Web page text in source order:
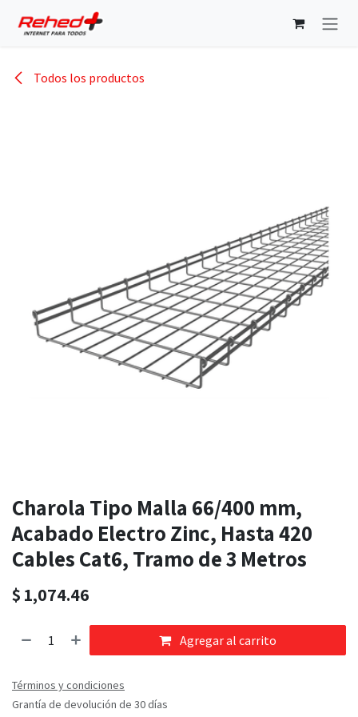
Todos los productos
Charola Tipo Malla 66/400 mm,
Acabado Electro Zinc, Hasta 420
Cables Cat6, Tramo de 3 Metros
$ 1,074.46
Agregar al carrito
Términos y condiciones
Grantía de devolución de 30 días